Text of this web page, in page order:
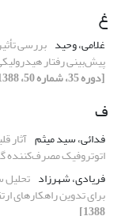
غ
غلامی، وحید بررسی
پیش‌بینی رفتار
[دوره 35، شماره 50، 1388]
ف
فدائی، سید میثم آثار
اتوتروفیک مصرف‌کننده
فریادی، شهرزاد تحلیل
برای تدوین راهکارهای
1388]